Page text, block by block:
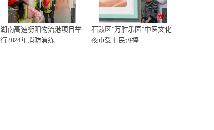
湖南高速衡阳物流港项目举
行2024年消防演练
石鼓区“万胜乐园”中医文化
夜市受市民热捧